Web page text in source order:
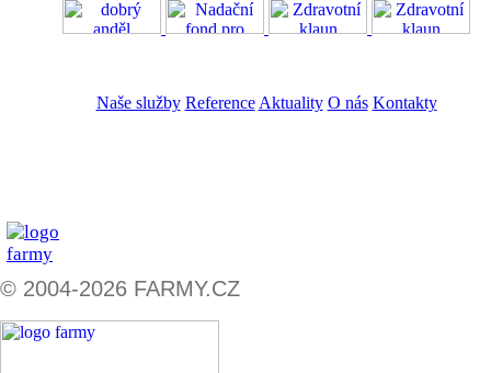
Naše služby Reference Aktuality O nás Kontakty
© 2004-2026 FARMY.CZ